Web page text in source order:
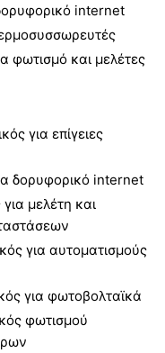
internet
φωτισμό και μελέτες
για επίγειες
δορυφορικό internet
μελέτη και
για αυτοματισμούς
για φωτοβολταϊκά
φωτισμού